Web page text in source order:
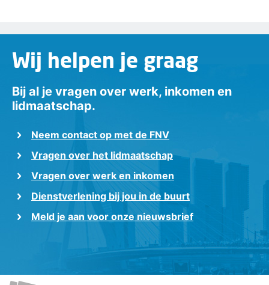
Wij helpen je graag
Bij al je vragen over werk, inkomen en
lidmaatschap.
Neem contact op met de FNV
Vragen over het lidmaatschap
Vragen over werk en inkomen
Dienstverlening bij jou in de buurt
Meld je aan voor onze nieuwsbrief